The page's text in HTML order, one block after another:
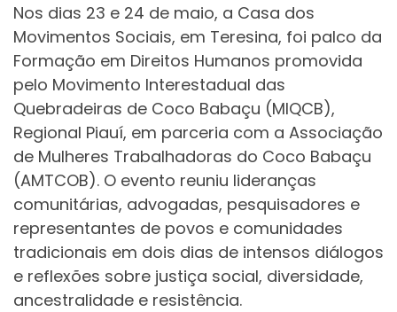
Nos dias 23 e 24 de maio, a Casa dos
Movimentos Sociais, em Teresina, foi palco da
Formação em Direitos Humanos promovida
pelo Movimento Interestadual das
Quebradeiras de Coco Babaçu (MIQCB),
Regional Piauí, em parceria com a Associação
de Mulheres Trabalhadoras do Coco Babaçu
(AMTCOB). O evento reuniu lideranças
comunitárias, advogadas, pesquisadores e
representantes de povos e comunidades
tradicionais em dois dias de intensos diálogos
e reflexões sobre justiça social, diversidade,
ancestralidade e resistência.